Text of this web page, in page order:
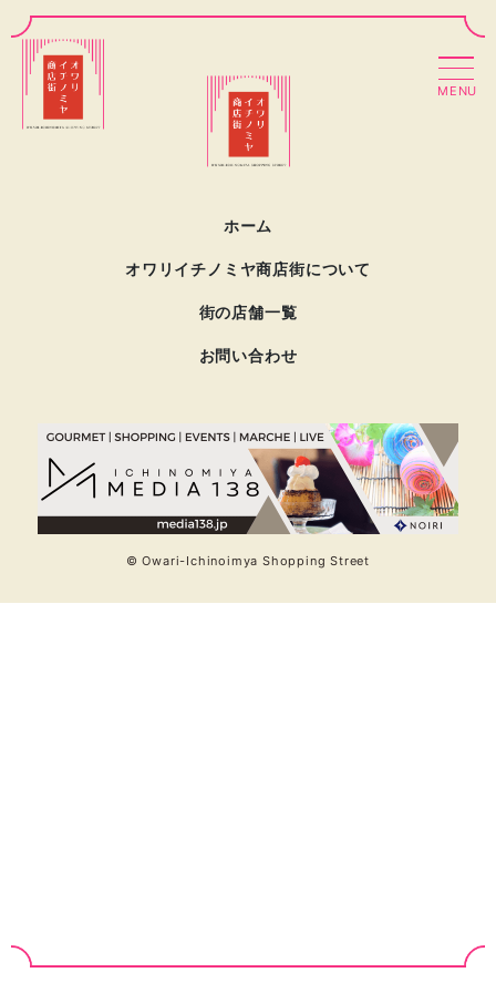
MENU
ホーム
オワリイチノミヤ商店街について
街の店舗一覧
お問い合わせ
© Owari-Ichinoimya Shopping Street